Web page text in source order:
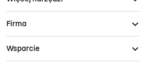
Firma
Wsparcie